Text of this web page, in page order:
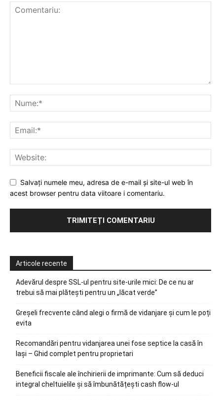
Salvați numele meu, adresa de e-mail și site-ul web în
acest browser pentru data viitoare i comentariu.
Articole recente
Adevărul despre SSL-ul pentru site-urile mici: De ce nu ar
trebui să mai plătești pentru un „lăcat verde”
Greșeli frecvente când alegi o firmă de vidanjare și cum le poți
evita
Recomandări pentru vidanjarea unei fose septice la casă în
Iași – Ghid complet pentru proprietari
Beneficii fiscale ale închirierii de imprimante: Cum să deduci
integral cheltuielile și să îmbunătățești cash flow-ul